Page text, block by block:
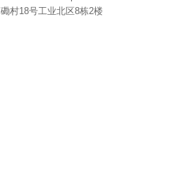
村18号工业北区8栋2楼